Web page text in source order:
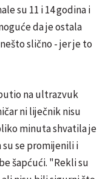
su 11 i 14 godina i
da je ostala
slično - jer je to
na ultrazvuk
ni liječnik nisu
minuta shvatila je
se promijenili i
šapćući. "Rekli su